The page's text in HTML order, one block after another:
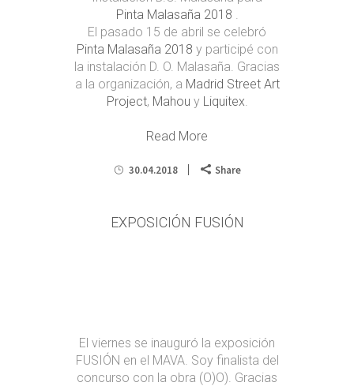
Pinta Malasaña 2018 .
El pasado 15 de abril se celebró
Pinta Malasaña 2018 y participé con
la instalación D. O. Malasaña. Gracias
a la organización, a Madrid Street Art
Project, Mahou y Liquitex.
Read More
30.04.2018 Share
EXPOSICIÓN FUSIÓN
El viernes se inauguró la exposición
FUSIÓN en el MAVA. Soy finalista del
concurso con la obra (O)O). Gracias